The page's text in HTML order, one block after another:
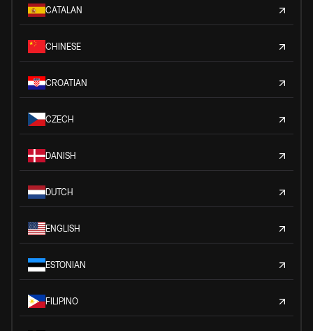
CATALAN
CHINESE
CROATIAN
CZECH
DANISH
DUTCH
ENGLISH
ESTONIAN
FILIPINO